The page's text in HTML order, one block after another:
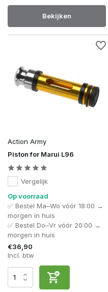
Bekijken
Action Army
Piston for Marui L96
Vergelijk
Op voorraad
✅ Bestel Ma–Wo vóór 18:00 →
morgen in huis
✅ Bestel Do–Vr vóór 20:00 →
morgen in huis
€36,90
Incl. btw